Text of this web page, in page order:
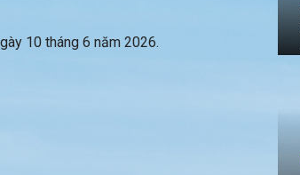
10 tháng 6 năm 2026.